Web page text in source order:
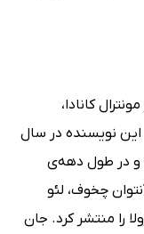
1927 در شهر مونترال کانادا،
این نویسنده در سال
و در طول دهه‌ی
آنتوان چخوف، لئو
را منتشر کرد. جان